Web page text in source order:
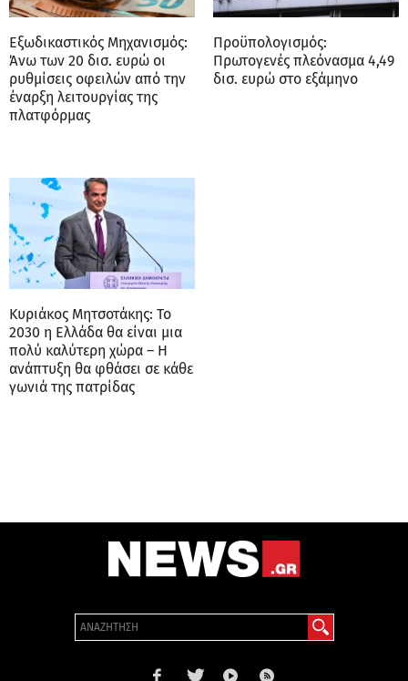
Εξωδικαστικός Μηχανισμός:
Άνω των 20 δισ. ευρώ οι
ρυθμίσεις οφειλών από την
έναρξη λειτουργίας της
πλατφόρμας
Προϋπολογισμός:
Πρωτογενές πλεόνασμα 4,49
δισ. ευρώ στο εξάμηνο
Κυριάκος Μητσοτάκης: Το
2030 η Ελλάδα θα είναι μια
πολύ καλύτερη χώρα – Η
ανάπτυξη θα φθάσει σε κάθε
γωνιά της πατρίδας